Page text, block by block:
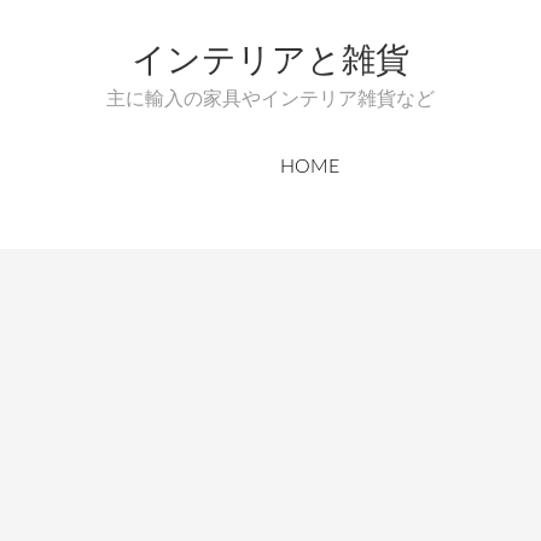
インテリアと雑貨
主に輸入の家具やインテリア雑貨など
HOME